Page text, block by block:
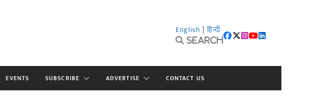
English | हिन्दी
Search
EVENTS SUBSCRIBE ADVERTISE CONTACT US